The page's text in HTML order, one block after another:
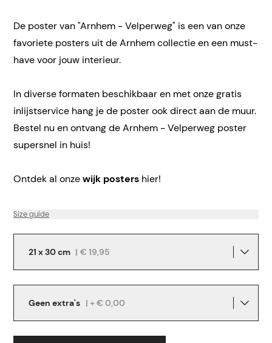
De poster van "Arnhem - Velperweg" is een van onze
favoriete posters uit de Arnhem collectie en een must-
have voor jouw interieur.
In diverse formaten beschikbaar en met onze gratis
inlijstservice hang je de poster ook direct aan de muur.
Bestel nu en ontvang de Arnhem - Velperweg poster
supersnel in huis!
Ontdek al onzewijk posters hier!
Size guide
21 x 30 cm | € 19,95
Geen extra's | + € 0,00